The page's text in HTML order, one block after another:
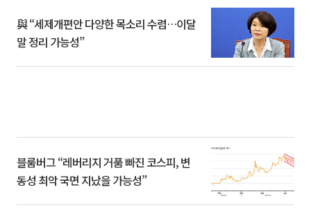
與 “세제개편안 다양한 목소리 수렴…이달
말 정리 가능성”
블룸버그 “레버리지 거품 빠진 코스피, 변
동성 최악 국면 지났을 가능성”